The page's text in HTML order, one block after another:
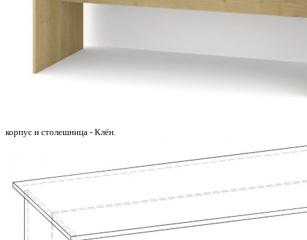
корпус и столешница - Клён.